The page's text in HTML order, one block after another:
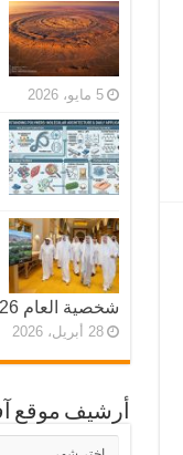
5 مايو، 2026
شخصية العام 2026
28 أبريل، 2026
أرشيف موقع
أرشيف